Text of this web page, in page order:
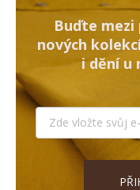
Buďte mezi
nových
i dění u